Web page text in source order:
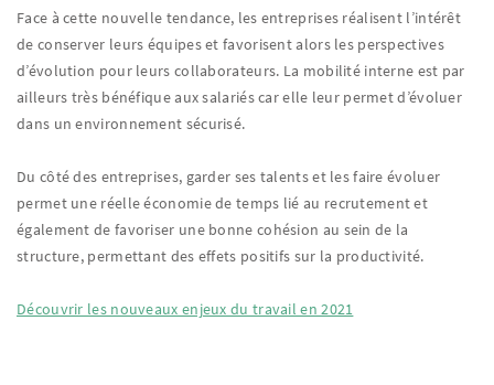
Face à cette nouvelle tendance, les entreprises réalisent l’intérêt
de conserver leurs équipes et favorisent alors les perspectives
d’évolution pour leurs collaborateurs. La mobilité interne est par
ailleurs très bénéfique aux salariés car elle leur permet d’évoluer
dans un environnement sécurisé.
Du côté des entreprises, garder ses talents et les faire évoluer
permet une réelle économie de temps lié au recrutement et
également de favoriser une bonne cohésion au sein de la
structure, permettant des effets positifs sur la productivité.
Découvrir les nouveaux enjeux du travail en 2021